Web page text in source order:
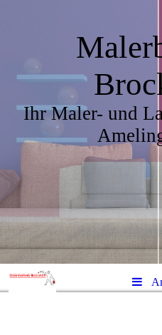
Ihr Maler- und